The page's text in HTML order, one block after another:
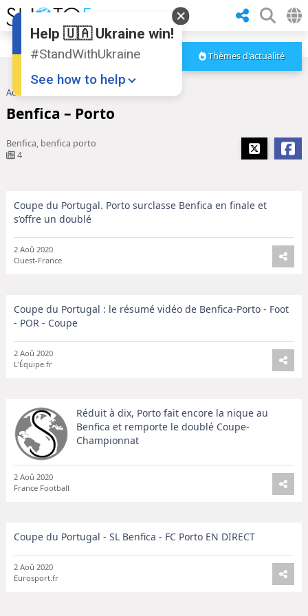
Thèmes d'actualité
Accueil
Benfica – Porto
Benfica, benfica porto
4
Coupe du Portugal. Porto surclasse Benfica en finale et
s’offre un doublé
2 Aoû 2020
Ouest-France
Coupe du Portugal : le résumé vidéo de Benfica-Porto - Foot
- POR - Coupe
2 Aoû 2020
L'Équipe.fr
Réduit à dix, Porto fait encore la nique au
Benfica et remporte le doublé Coupe-
Championnat
2 Aoû 2020
France Football
Coupe du Portugal - SL Benfica - FC Porto EN DIRECT
2 Aoû 2020
Eurosport.fr
Help 🇺🇦 Ukraine win!
#StandWithUkraine
See how to help
Donate
💸
Support Ukraine
❤
Share this widget